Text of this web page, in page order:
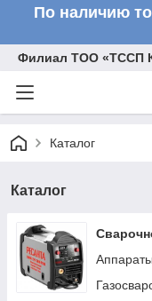
По наличию
Филиал ТОО «ТССП
Каталог
Каталог